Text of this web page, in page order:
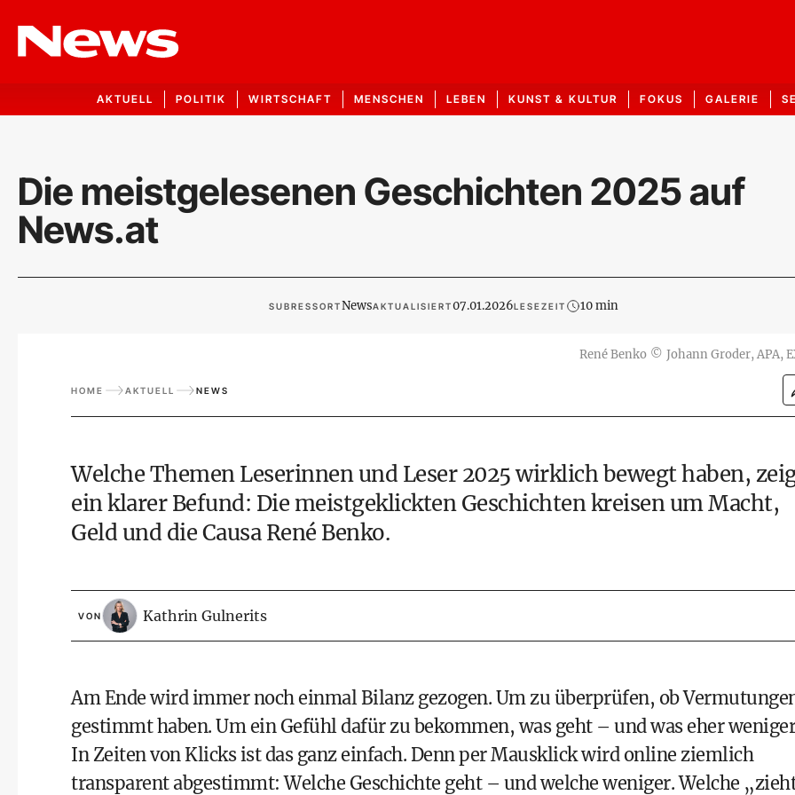
AKTUELL POLITIK WIRTSCHAFT MENSCHEN LEBEN KUNST & KULTUR FOKUS GALERIE
Die meistgelesenen Geschichten 2025 auf
News.at
SUBRESSORTNewsAKTUALISIERT07.01.2026LESEZEIT 10 min
René Benko © Johann Groder, APA,
HOME AKTUELL NEWS
Welche Themen Leserinnen und Leser 2025 wirklich bewegt haben,
ein klarer Befund: Die meistgeklickten Geschichten kreisen um Macht,
Geld und die Causa René Benko.
VON Kathrin Gulnerits
Am Ende wird immer noch einmal Bilanz gezogen. Um zu überprüfen, ob
gestimmt haben. Um ein Gefühl dafür zu bekommen, was geht – und was eher
In Zeiten von Klicks ist das ganz einfach. Denn per Mausklick wird online ziemlich
transparent abgestimmt: Welche Geschichte geht – und welche weniger. Welche